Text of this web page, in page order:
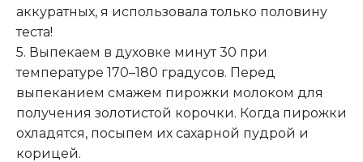
аккуратных, я использовала только половину
теста!
5. Выпекаем в духовке минут 30 при
температуре 170–180 градусов. Перед
выпеканием смажем пирожки молоком для
получения золотистой корочки. Когда пирожки
охладятся, посыпем их сахарной пудрой и
корицей.